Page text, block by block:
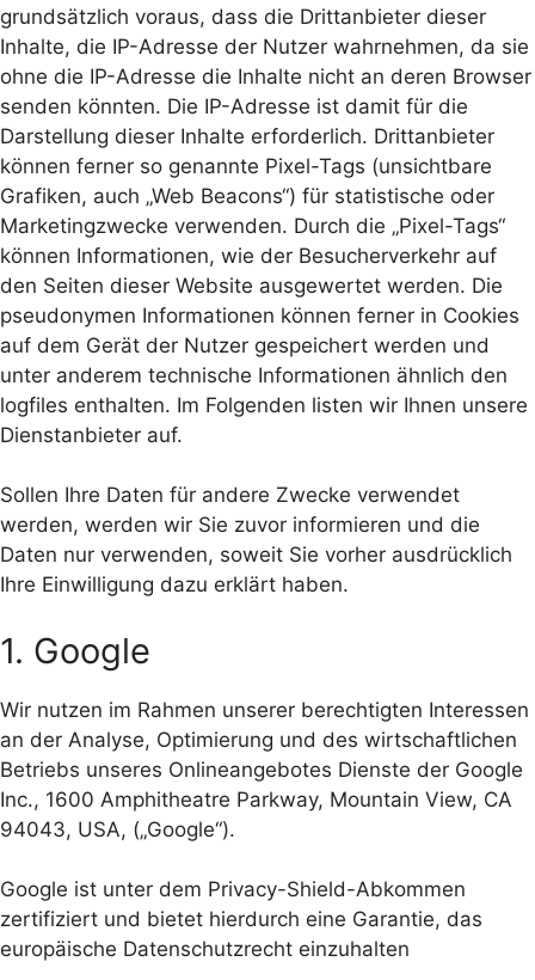
grundsätzlich voraus, dass die Drittanbieter dieser
Inhalte, die IP-Adresse der Nutzer wahrnehmen, da sie
ohne die IP-Adresse die Inhalte nicht an deren Browser
senden könnten. Die IP-Adresse ist damit für die
Darstellung dieser Inhalte erforderlich. Drittanbieter
können ferner so genannte Pixel-Tags (unsichtbare
Grafiken, auch „Web Beacons“) für statistische oder
Marketingzwecke verwenden. Durch die „Pixel-Tags“
können Informationen, wie der Besucherverkehr auf
den Seiten dieser Website ausgewertet werden. Die
pseudonymen Informationen können ferner in Cookies
auf dem Gerät der Nutzer gespeichert werden und
unter anderem technische Informationen ähnlich den
logfiles enthalten. Im Folgenden listen wir Ihnen unsere
Dienstanbieter auf.
Sollen Ihre Daten für andere Zwecke verwendet
werden, werden wir Sie zuvor informieren und die
Daten nur verwenden, soweit Sie vorher ausdrücklich
Ihre Einwilligung dazu erklärt haben.
1. Google
Wir nutzen im Rahmen unserer berechtigten Interessen
an der Analyse, Optimierung und des wirtschaftlichen
Betriebs unseres Onlineangebotes Dienste der Google
Inc., 1600 Amphitheatre Parkway, Mountain View, CA
94043, USA, („Google“).
Google ist unter dem Privacy-Shield-Abkommen
zertifiziert und bietet hierdurch eine Garantie, das
europäische Datenschutzrecht einzuhalten